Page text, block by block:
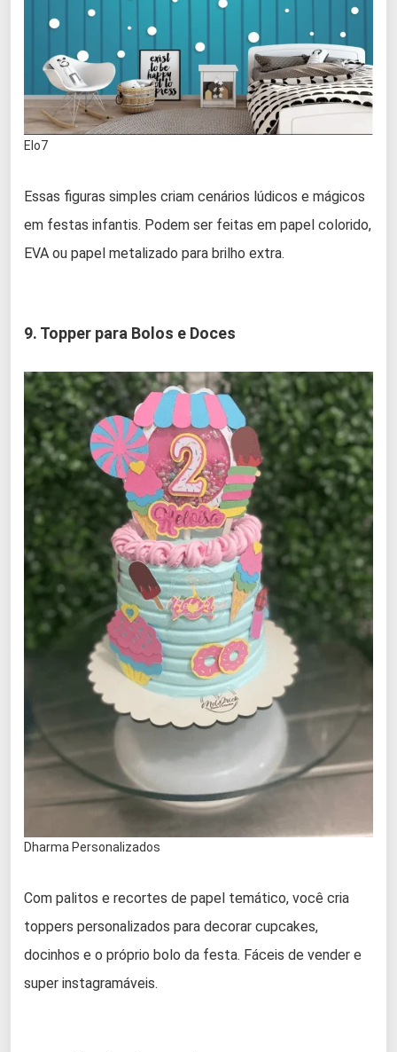
Elo7
Essas figuras simples criam cenários lúdicos e mágicos
em festas infantis. Podem ser feitas em papel colorido,
EVA ou papel metalizado para brilho extra.
9. Topper para Bolos e Doces
Dharma Personalizados
Com palitos e recortes de papel temático, você cria
toppers personalizados para decorar cupcakes,
docinhos e o próprio bolo da festa. Fáceis de vender e
super instagramáveis.